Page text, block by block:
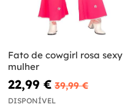
Fato de cowgirl rosa sexy
mulher
22,99 € 39,99 €
DISPONÍVEL